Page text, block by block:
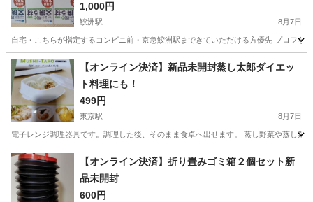
1,000円
鮫洲駅 8月7日
自宅・こちらが指定するコンビニ前・京急鮫洲駅まできていただける方優先 プロフ
東京 品川区 鮫洲駅 生活雑貨 場所
【オンライン決済】新品未開封蒸し太郎ダイエッ
ト料理にも！
499円
東京駅 8月7日
電子レンジ調理器具です。調理した後、そのまま食卓へ出せます。 蒸し野菜や蒸し鶏
東京 中央区 東京駅 食器
【オンライン決済】折り畳みゴミ箱２個セット新
品未開封
600円